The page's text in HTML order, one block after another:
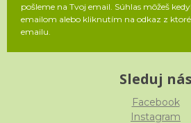
pošleme na Tvoj email. Súhlas môžeš
emailom alebo kliknutím na odkaz z
emailu.
Sleduj nás
Facebook
Instagram